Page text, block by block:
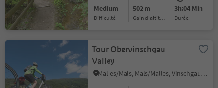
Medium
Difficulté
502 m
Gain d'altitude
3h:04 Min
durée
Tour Obervinschgau
Valley
Malles/Mals, Mals/Malles, Vinschgau/Val Venosta